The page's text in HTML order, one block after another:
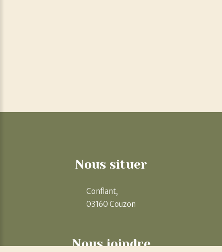
Nous situer
Conflant,
03160 Couzon
Nous joindre